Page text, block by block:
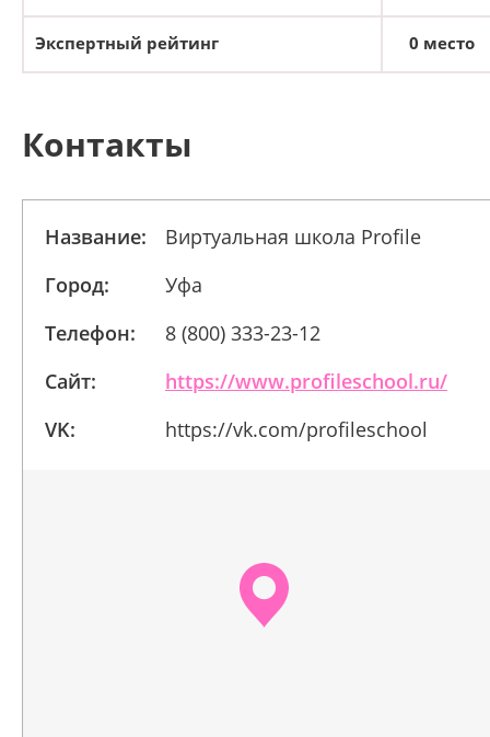
Экспертный рейтинг 0 место
Контакты
Название:
Виртуальная школа Profile
Город:
Уфа
Телефон:
8 (800) 333-23-12
Сайт:
https://www.profileschool.ru/
VK:
https://vk.com/profileschool